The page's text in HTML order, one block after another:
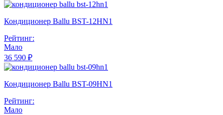
Кондиционер Ballu BST-12HN1
Рейтинг:
Мало
36 590 ₽
Кондиционер Ballu BST-09HN1
Рейтинг:
Мало